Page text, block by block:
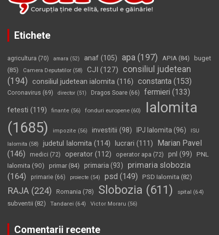
Etichete
agricultura (70) amara (52) anaf (105) apa (197) APIA (84)
buget
(85)
Camera Deputatilor (58) CJI (127)
consiliul judetean
(194) consiliul judetean ialomita (116) constanta (153)
Coronavirus (69) director (51) Dragos Soare (66) fermieri (133)
fetesti (119) finante (56) fonduri europene (60)
Ialomita
(1685)
impozite (56) investitii (98) IPJ Ialomita (96) ISU
Ialomita (58) judetul Ialomita (114) lucrari (111)
Marian Pavel
(146)
medici (72) operator (112) operator apa (72) pnl (99)
PNL
Ialomita (90) primar(84) primaria (93)
primaria slobozia
(164)
primarie (66) proiecte (54) psd (149) PSD Ialomita (82)
RAJA (224) Romania (78) Slobozia (611) spital (64)
subventii (82) Tandarei (64) Victor Moraru (56)
Comentarii recente